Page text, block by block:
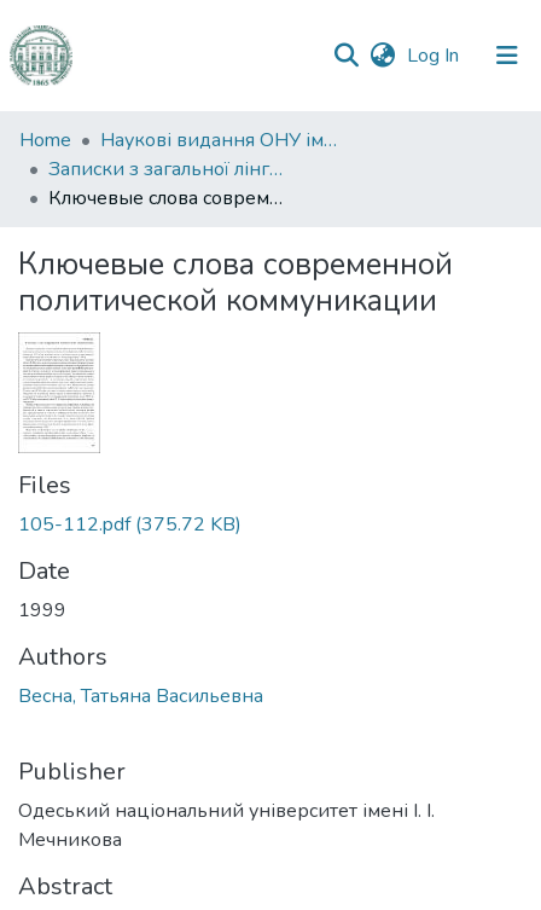
Log In (current)
Communities
&
Collections
Statistics
Home
Наукові видання ОНУ імені І. І. Мечникова
Записки з загальної лінгвістики
Ключевые слова современной политической коммуникации
Ключевые слова современной
политической коммуникации
Files
105-112.pdf(375.72 KB)
Date
1999
Authors
Весна, Татьяна Васильевна
Publisher
Одеський національний університет імені І. І.
Мечникова
Abstract